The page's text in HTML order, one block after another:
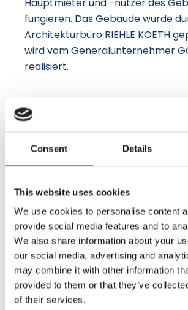
Consent Details
This website uses cookies
We use cookies to personalise content
provide social media features and to
We also share information about your
our social media, advertising and
may combine it with other information
provided to them or that they’ve
of their services.
fungieren. Das Gebäude wurde
Architekturbüro RIEHLE KOETH
wird vom Generalunternehmer
realisiert.
Die Blue Estate GmbH ist bereits
Berater tätig und begleitet den
der Mietvertragsgestaltung.
einziehen. Durch diese frühzeitige
Zusammenarbeit wird ein
in die Verwaltung des Objekts
um den zukünftigen Mietern ein
Nutzungserlebnis zu bieten. „Wir
darauf, dieses spannende Projekt
begleiten zu dürfen und unseren
Erfolg des Vorhabens zu leisten,“